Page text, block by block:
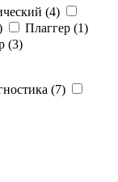
(4)
Плаггер (1)
(3)
(7)